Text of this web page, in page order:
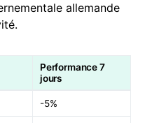
allemande
Performance 7
jours
-5%